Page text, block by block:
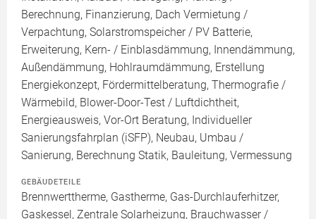
Berechnung, Finanzierung, Dach Vermietung /
Verpachtung, Solarstromspeicher / PV Batterie,
Erweiterung, Kern- / Einblasdämmung, Innendämmung,
Außendämmung, Hohlraumdämmung, Erstellung
Energiekonzept, Fördermittelberatung, Thermografie /
Wärmebild, Blower-Door-Test / Luftdichtheit,
Energieausweis, Vor-Ort Beratung, Individueller
Sanierungsfahrplan (iSFP), Neubau, Umbau /
Sanierung, Berechnung Statik, Bauleitung, Vermessung
GEBÄUDETEILE
Brennwerttherme, Gastherme, Gas-Durchlauferhitzer,
Gaskessel, Zentrale Solarheizung, Brauchwasser /